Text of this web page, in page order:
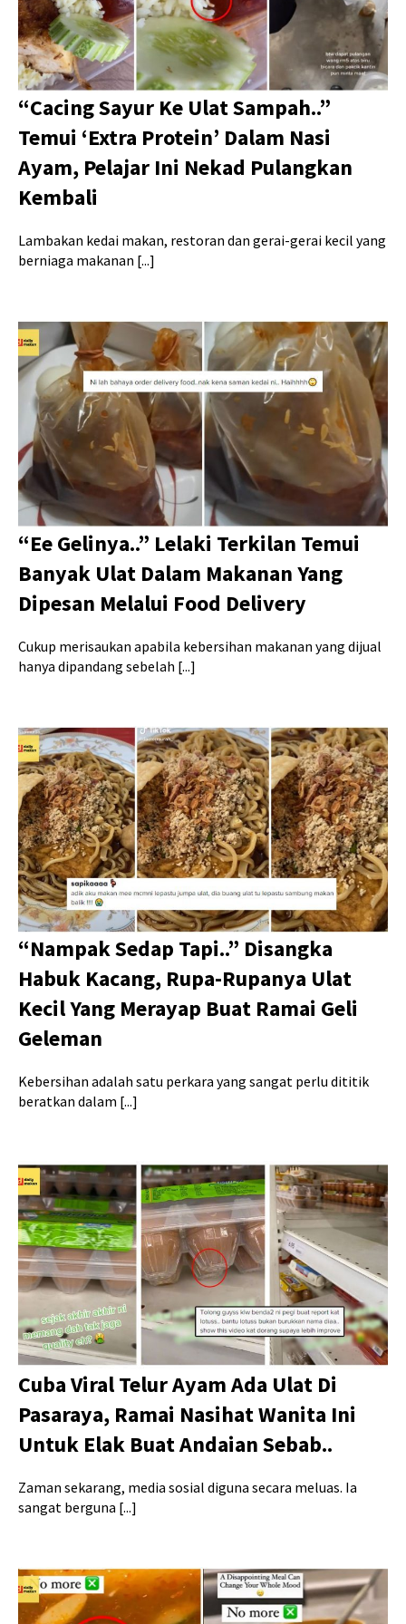
“Cacing Sayur Ke Ulat Sampah..”
Temui ‘Extra Protein’ Dalam Nasi
Ayam, Pelajar Ini Nekad Pulangkan
Kembali
Lambakan kedai makan, restoran dan gerai-gerai kecil yang
berniaga makanan [...]
“Ee Gelinya..” Lelaki Terkilan Temui
Banyak Ulat Dalam Makanan Yang
Dipesan Melalui Food Delivery
Cukup merisaukan apabila kebersihan makanan yang dijual
hanya dipandang sebelah [...]
“Nampak Sedap Tapi..” Disangka
Habuk Kacang, Rupa-Rupanya Ulat
Kecil Yang Merayap Buat Ramai Geli
Geleman
Kebersihan adalah satu perkara yang sangat perlu dititik
beratkan dalam [...]
Cuba Viral Telur Ayam Ada Ulat Di
Pasaraya, Ramai Nasihat Wanita Ini
Untuk Elak Buat Andaian Sebab..
Zaman sekarang, media sosial diguna secara meluas. Ia
sangat berguna [...]